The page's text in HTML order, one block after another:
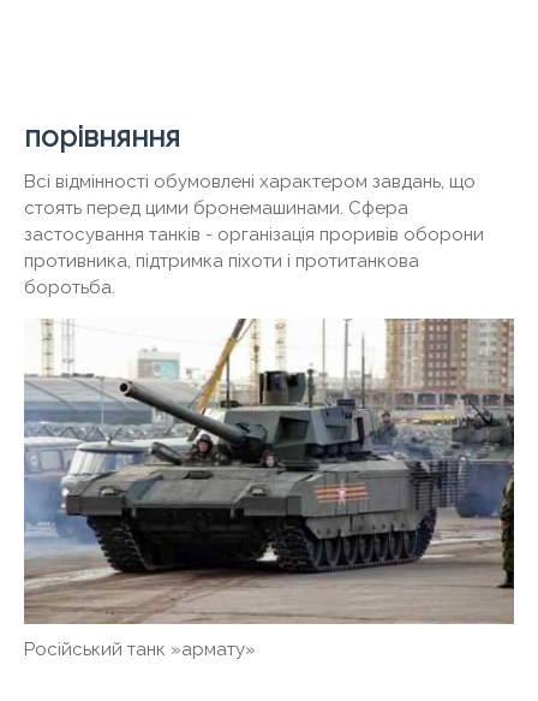
порівняння
Всі відмінності обумовлені характером завдань, що
стоять перед цими бронемашинами. Сфера
застосування танків - організація проривів оборони
противника, підтримка піхоти і протитанкова
боротьба.
Російський танк »армату»